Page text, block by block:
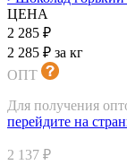
ЦЕНА
2 285 ₽
2 285 ₽ за кг
ОПТ
Для получения
перейдите на
2 137 ₽